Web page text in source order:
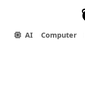
AI Computer